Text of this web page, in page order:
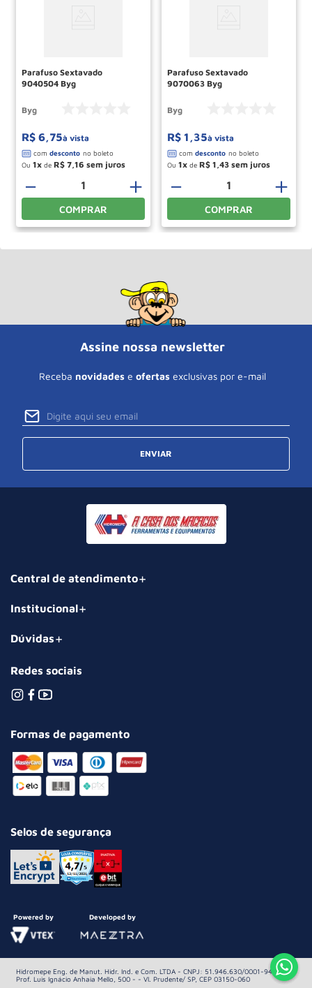
Parafuso Sextavado
9040504 Byg
Byg
R$ 6,75à vista
Ou 1 de R$ 7 16
＋
－
COMPRAR
Parafuso Sextavado
9070063 Byg
Byg
R$ 1 ,35à vista
Ou 1 de R$ 1 43
＋
－
COMPRAR
Assine nossa newsletter
Receba novidades e ofertas exclusivas por e-mail
ENVIAR
Central de atendimento
Institucional
Dúvidas
Redes sociais
Formas de pagamento
Selos de segurança
Powered by Developed by
Hidromepe Eng. de Manut. Hidr. Ind. e Com. LTDA - CNPJ: 51.946.630/0001-94 Av.
Prof. Luis Ignácio Anhaia Mello, 500 - - Vl. Prudente/ SP, CEP 03150-060